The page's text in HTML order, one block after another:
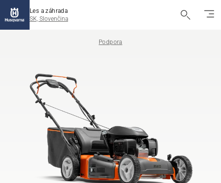
Les a záhrada
SK, Slovenčina
Podpora